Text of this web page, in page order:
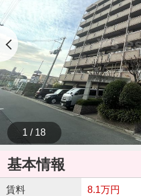
1 / 18
基本情報
賃料 8.1万円